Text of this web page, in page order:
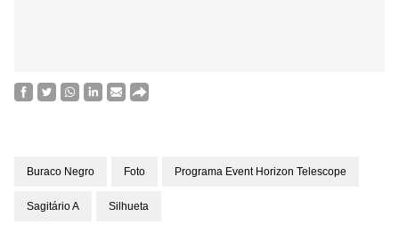
Buraco Negro Foto Programa Event Horizon Telescope
Sagitário A Silhueta